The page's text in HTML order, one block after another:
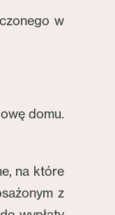
w
domu.
na które
z